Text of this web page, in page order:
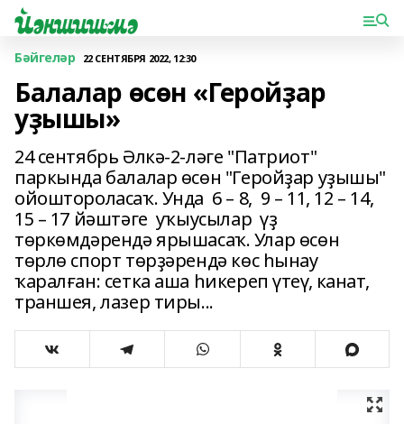
Бәйгеләр 22 СЕНТЯБРЯ 2022, 12:30
Балалар өсөн «Геройҙар
уҙышы»
24 сентябрь Әлкә-2-ләге "Патриот"
паркында балалар өсөн "Геройҙар уҙышы"
ойоштороласаҡ. Унда 6 – 8, 9 – 11, 12 – 14,
15 – 17 йәштәге уҡыусылар үҙ
төркөмдәрендә ярышасаҡ. Улар өсөн
төрлө спорт төрҙәрендә көс һынау
ҡаралған: сетка аша һикереп үтеү, канат,
траншея, лазер тиры...